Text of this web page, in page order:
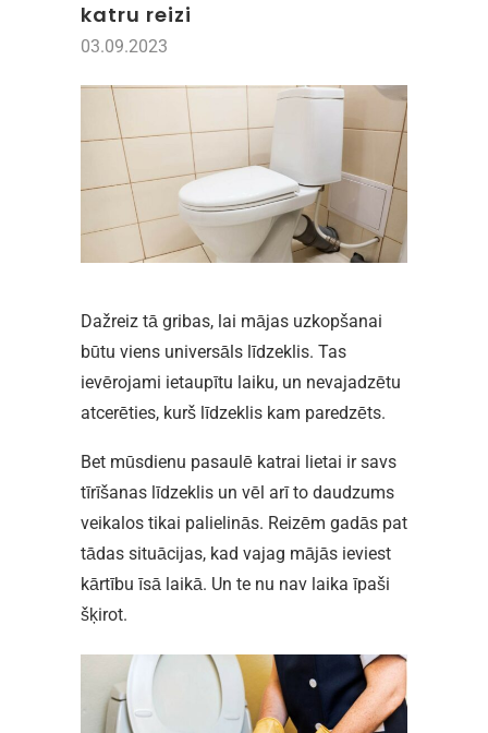
katru reizi
03.09.2023
Dažreiz tā gribas, lai mājas uzkopšanai
būtu viens universāls līdzeklis. Tas
ievērojami ietaupītu laiku, un nevajadzētu
atcerēties, kurš līdzeklis kam paredzēts.
Bet mūsdienu pasaulē katrai lietai ir savs
tīrīšanas līdzeklis un vēl arī to daudzums
veikalos tikai palielinās. Reizēm gadās pat
tādas situācijas, kad vajag mājās ieviest
kārtību īsā laikā. Un te nu nav laika īpaši
šķirot.